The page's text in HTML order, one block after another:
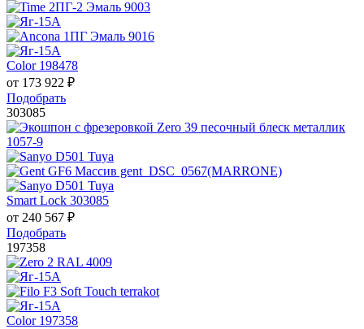
Color 198478
от 173 922 ₽
Подобрать
303085
Smart Lock 303085
от 240 567 ₽
Подобрать
197358
Color 197358